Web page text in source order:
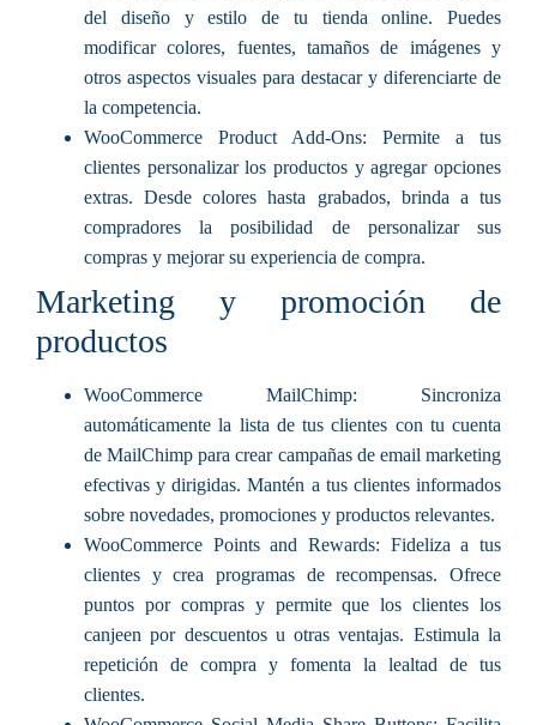
del diseño y estilo de tu tienda online. Puedes
modificar colores, fuentes, tamaños de imágenes y
otros aspectos visuales para destacar y diferenciarte de
la competencia.
WooCommerce Product Add-Ons: Permite a tus
clientes personalizar los productos y agregar opciones
extras. Desde colores hasta grabados, brinda a tus
compradores la posibilidad de personalizar sus
compras y mejorar su experiencia de compra.
Marketing y promoción de
productos
WooCommerce MailChimp: Sincroniza
automáticamente la lista de tus clientes con tu cuenta
de MailChimp para crear campañas de email marketing
efectivas y dirigidas. Mantén a tus clientes informados
sobre novedades, promociones y productos relevantes.
WooCommerce Points and Rewards: Fideliza a tus
clientes y crea programas de recompensas. Ofrece
puntos por compras y permite que los clientes los
canjeen por descuentos u otras ventajas. Estimula la
repetición de compra y fomenta la lealtad de tus
clientes.